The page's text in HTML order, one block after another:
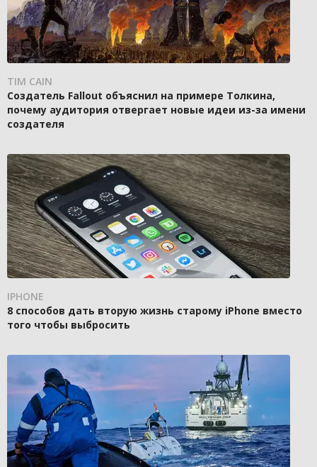
TIM CAIN
Создатель Fallout объяснил на примере Толкина,
почему аудитория отвергает новые идеи из-за имени
создателя
IPHONE
8 способов дать вторую жизнь старому iPhone вместо
того чтобы выбросить